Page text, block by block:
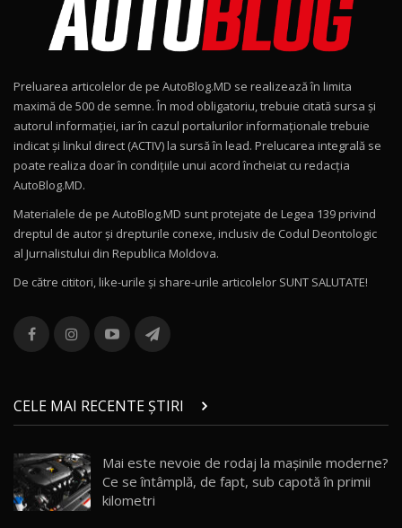
Noul Geely EX2 / Test Drive AutoBlog.MD
15:22
Mercedes-AMG E 53 HYBRID 4MATIC+ / Test
Drive AutoBlog.MD
16:27
11
Noul Volvo ES90 / Test Drive AutoBlog.MD
12
Noul MG HS / Test Drive AutoBlog.MD
16:48
13
combină aventura cu luxul / AutoBlog.MD
36:08
chinez care face lumea să se întoarcă după el
/ AutoBlog.MD
17:27
15 14:37
Preluarea articolelor de pe AutoBlog.MD se realizează în limita
maximă de 500 de semne. În mod obligatoriu, trebuie citată sursa și
autorul informației, iar în cazul portalurilor informaționale trebuie
indicat și linkul direct (ACTIV) la sursă în lead. Prelucarea integrală se
poate realiza doar în condițiile unui acord încheiat cu redacţia
AutoBlog.MD.
Materialele de pe AutoBlog.MD sunt protejate de Legea 139 privind
dreptul de autor și drepturile conexe, inclusiv de Codul Deontologic
al Jurnalistului din Republica Moldova.
De către cititori, like-urile şi share-urile articolelor SUNT SALUTATE!
CELE MAI RECENTE ȘTIRI
Mai este nevoie de rodaj la mașinile moderne?
Ce se întâmplă, de fapt, sub capotă în primii
kilometri